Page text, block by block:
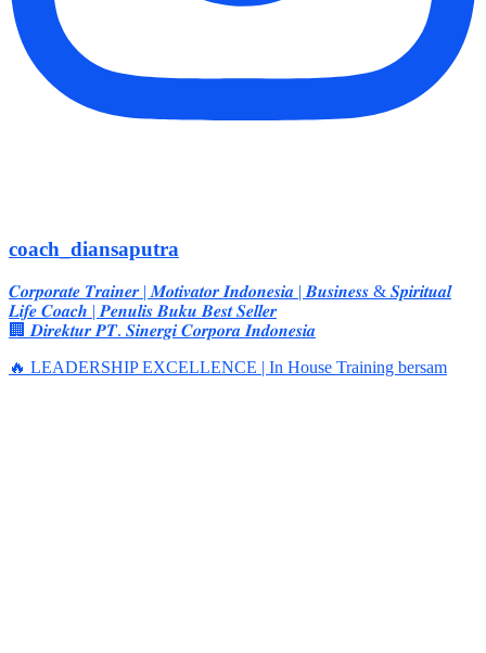
coach_diansaputra
𝑪𝒐𝒓𝒑𝒐𝒓𝒂𝒕𝒆 𝑻𝒓𝒂𝒊𝒏𝒆𝒓 | 𝑴𝒐𝒕𝒊𝒗𝒂𝒕𝒐𝒓 𝑰𝒏𝒅𝒐𝒏𝒆𝒔𝒊𝒂 | 𝑩𝒖𝒔𝒊𝒏𝒆𝒔𝒔 & 𝑺𝒑𝒊𝒓𝒊𝒕𝒖𝒂𝒍
𝑳𝒊𝒇𝒆 𝑪𝒐𝒂𝒄𝒉 | 𝑷𝒆𝒏𝒖𝒍𝒊𝒔 𝑩𝒖𝒌𝒖 𝑩𝒆𝒔𝒕 𝑺𝒆𝒍𝒍𝒆𝒓
🏢 𝑫𝒊𝒓𝒆𝒌𝒕𝒖𝒓 𝑷𝑻. 𝑺𝒊𝒏𝒆𝒓𝒈𝒊 𝑪𝒐𝒓𝒑𝒐𝒓𝒂 𝑰𝒏𝒅𝒐𝒏𝒆𝒔𝒊𝒂
🔥 LEADERSHIP EXCELLENCE | In House Training bersam